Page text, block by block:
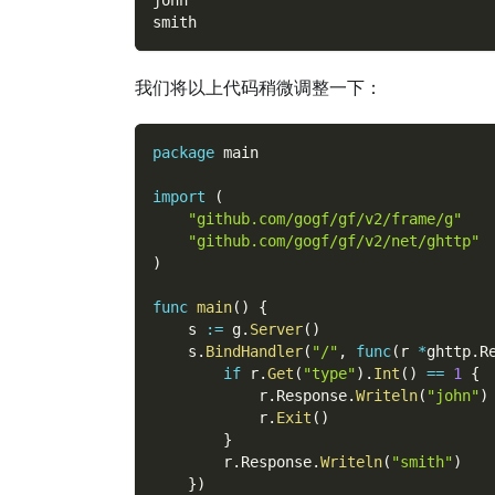
smith
我们将以上代码稍微调整一下：
package main
import
(
"github.com/gogf/gf/v2/frame/g"
"github.com/gogf/gf/v2/net/ghttp"
)
func main( )
{
    s
:= g. Server( )
    s
. BindHandler( "/" , func( r *ghttp.
if r.Get ( "type") . Int ( ) == 1
{
            r
. Response.Writeln( "john")
            r
. Exit ( )
}
        r
. Response.Writeln( "smith")
})